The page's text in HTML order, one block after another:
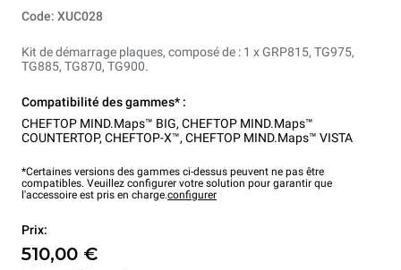
Code: XUC028
Kit de démarrage plaques, composé de : 1 x GRP815, TG975,
TG885, TG870, TG900.
Compatibilité des gammes* :
CHEFTOP MIND.Maps™ BIG, CHEFTOP MIND.Maps™
COUNTERTOP, CHEFTOP-X™, CHEFTOP MIND.Maps™ VISTA
*Certaines versions des gammes ci-dessus peuvent ne pas être
compatibles. Veuillez configurer votre solution pour garantir que
l'accessoire est pris en charge.configurer
Prix:
510,00 €